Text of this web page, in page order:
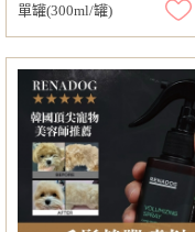
單罐(300ml/罐)